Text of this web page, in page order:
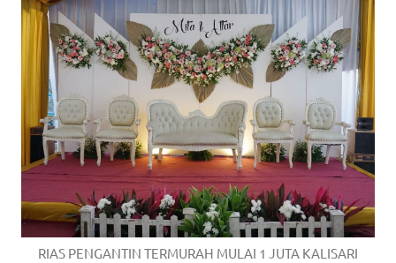
RIAS PENGANTIN TERMURAH MULAI 1 JUTA KALISARI